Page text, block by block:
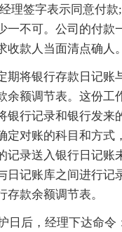
理签字表示同意付
一不可。公司的付款
款人当面清点确人。
期将银行存款日记账
余额调节表。这份工
银行记录和银行发来
定对账的科目和方式
记录送入银行日记账
日记账库之间进行记
款余额调节表。
日后，经理下达命令